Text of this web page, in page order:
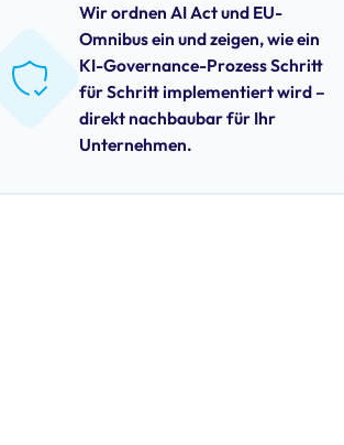
Wir ordnen AI Act und EU-
Omnibus ein und zeigen, wie ein
KI-Governance-Prozess Schritt
für Schritt implementiert wird –
direkt nachbaubar für Ihr
Unternehmen.